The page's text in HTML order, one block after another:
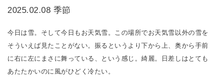
2025.02.08 季節
今日は雪。そして今日もお天気雪。この場所でお天気雪以外の雪を
そういえば見たことがない。振るというより下から上、奥から手前
に右に左にまさに舞っている、という感じ。綺麗。日差しはとても
あたたかいのに風がひどく冷たい。